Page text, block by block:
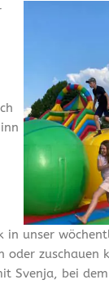
in unser
zuschauen
Svenja, bei